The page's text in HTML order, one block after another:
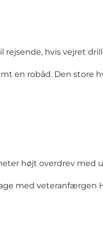
hvis vejret
en robåd. Den
højt overdrev med
med veteranfærgen